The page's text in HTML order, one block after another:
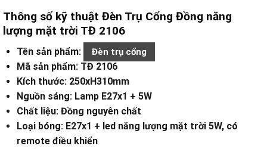
Thông số kỹ thuật Đèn Trụ Cổng Đồng năng
lượng mặt trời TĐ 2106
Tên sản phẩm: Đèn trụ cổng
Mã sản phẩm: TĐ 2106
Kích thước: 250xH310mm
Nguồn sáng: Lamp E27x1 + 5W
Chất liệu: Đồng nguyên chất
Loại bóng: E27x1 + led năng lượng mặt trời 5W, có
remote điều khiển